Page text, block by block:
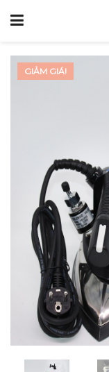
GIẢM GIÁ!